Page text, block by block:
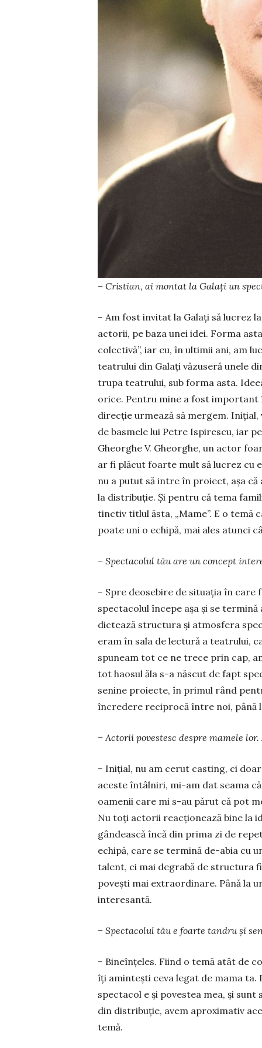
– Cristian, ai montat la Galați un
– Am fost invitat la Galați să lucrez
actorii, pe baza unei idei. Forma
colectivă”, iar eu, în ultimii ani, am
teatrului din Galați văzuseră unele
trupa teatrului, sub forma asta.
orice. Pentru mine a fost important
direcție ur­mea­ză să mergem.
de basmele lui Petre Ispirescu, iar
Gheorghe V. Gheorghe, un actor
ar fi plăcut foarte mult să lucrez cu
nu a putut să intre în pro­iect, așa
la dis­tri­buție. Și pentru că te­ma
tinctiv titlul ăsta, „Ma­me”. E o temă
poate uni o echipă, mai a­les atunci
– Spectacolul tău are un concept
– Spre deosebire de situația în
spec­tacolul începe așa și se
dictează struc­tura și atmosfera
eram în sala de lectură a tea­tru­lui,
spuneam tot ce ne trece prin cap,
tot haosul ăla s-a născut de fapt
senine proiecte, în primul rând
încredere reciprocă între noi, până
– Actorii povestesc despre mamele
– Inițial, nu am cerut casting, ci
aceste întâlniri, mi-am dat seama
oa­menii care mi s-au părut că pot
Nu toți actorii reacționează bine la
gândească încă din pri­ma zi de
echipă, care se termină de-abia cu
talent, ci mai degrabă de structura
povești mai ex­traordinare. Până la
interesantă.
– Spectacolul tău e foarte tandru și
– Bineînțeles. Fiind o temă atât de
îți amintești ceva legat de mama
spectacol e și po­vestea mea, și
din distribuție, avem apro­ximativ
temă.